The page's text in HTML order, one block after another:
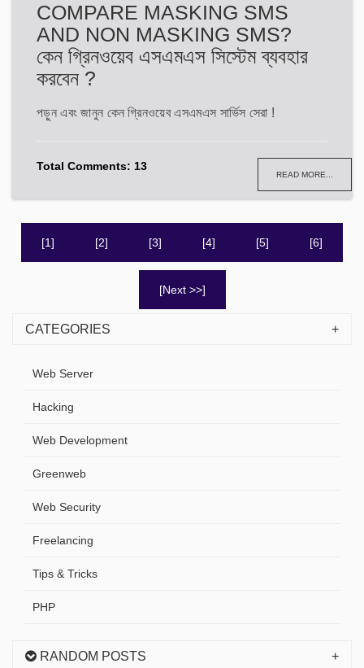
COMPARE MASKING SMS
AND NON MASKING SMS?
কেন গ্রিনওয়েব এসএমএস সিস্টেম ব্যবহার
করবেন ?
পড়ুন এবং জানুন কেন গ্রিনওয়েব এসএমএস সার্ভিস সেরা !
Total Comments: 13
READ MORE...
[1] [2] [3] [4] [5] [6]
[Next >>]
CATEGORIES
Web Server
Hacking
Web Development
Greenweb
Web Security
Freelancing
Tips & Tricks
PHP
RANDOM POSTS